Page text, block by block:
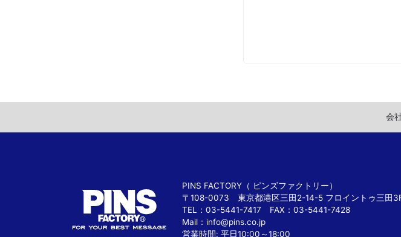
会
PINS FACTORY（ ピンズファクトリー）
〒108-0073 東京都港区三田2-14-5 フロイントゥ三田
TEL：03-5441-7417 FAX：03-5441-7428
Mail： info@pins.co.jp
営業時間: 平日10:00～18:00